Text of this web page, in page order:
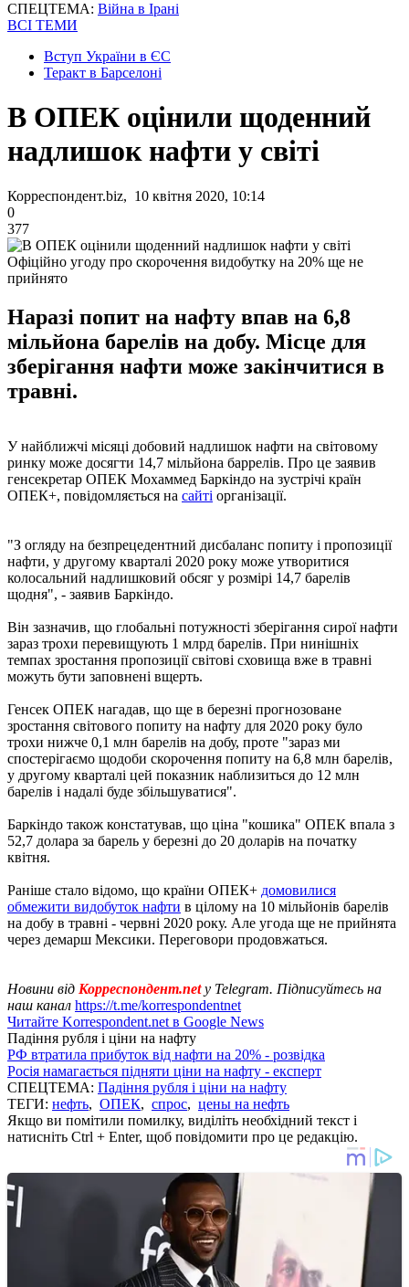
СПЕЦТЕМА: Війна в Ірані
ВСІ ТЕМИ
Вступ України в ЄС
Теракт в Барселоні
В ОПЕК оцінили щоденний
надлишок нафти у світі
Корреспондент.biz, 10 квітня 2020, 10:14
0
377
Офіційно угоду про скорочення видобутку на 20% ще не
прийнято
Наразі попит на нафту впав на 6,8
мільйона барелів на добу. Місце для
зберігання нафти може закінчитися в
травні.
У найближчі місяці добовий надлишок нафти на світовому
ринку може досягти 14,7 мільйона баррелів. Про це заявив
генсекретар ОПЕК Мохаммед Баркіндо на зустрічі країн
ОПЕК+, повідомляється на сайті організації.
"З огляду на безпрецедентний дисбаланс попиту і пропозиції
нафти, у другому кварталі 2020 року може утворитися
колосальний надлишковий обсяг у розмірі 14,7 барелів
щодня", - заявив Баркіндо.
Він зазначив, що глобальні потужності зберігання сирої нафти
зараз трохи перевищують 1 млрд барелів. При нинішніх
темпах зростання пропозиції світові сховища вже в травні
можуть бути заповнені вщерть.
Генсек ОПЕК нагадав, що ще в березні прогнозоване
зростання світового попиту на нафту для 2020 року було
трохи нижче 0,1 млн барелів на добу, проте "зараз ми
спостерігаємо щодоби скорочення попиту на 6,8 млн барелів,
у другому кварталі цей показник наблизиться до 12 млн
барелів і надалі буде збільшуватися".
Баркіндо також констатував, що ціна "кошика" ОПЕК впала з
52,7 долара за барель у березні до 20 доларів на початку
квітня.
Раніше стало відомо, що країни ОПЕК+ домовилися
обмежити видобуток нафти в цілому на 10 мільйонів барелів
на добу в травні - червні 2020 року. Але угода ще не прийнята
через демарш Мексики. Переговори продовжаться.
Новини від Корреспондент.net у Telegram. Підписуйтесь на
наш канал https://t.me/korrespondentnet
Читайте Korrespondent.net в Google News
Падіння рубля і ціни на нафту
РФ втратила прибуток від нафти на 20% - розвідка
Росія намагається підняти ціни на нафту - експерт
СПЕЦТЕМА: Падіння рубля і ціни на нафту
ТЕГИ: нефть, ОПЕК, спрос, цены на нефть
Якщо ви помітили помилку, виділіть необхідний текст і
натисніть Ctrl + Enter, щоб повідомити про це редакцію.